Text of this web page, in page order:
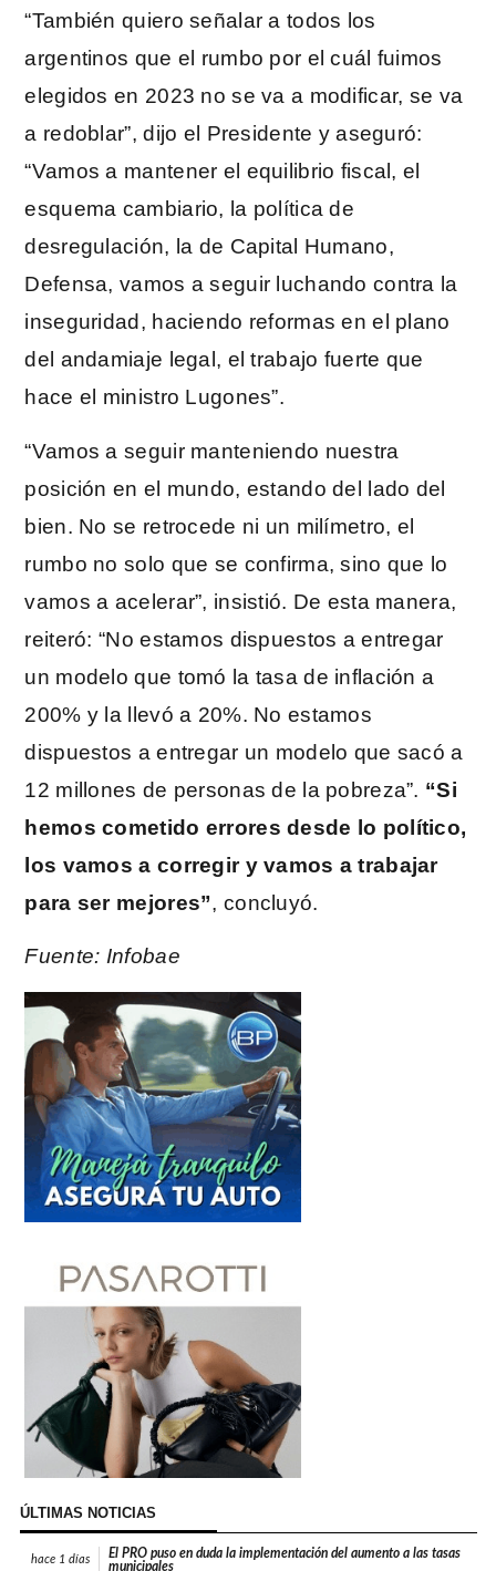
“También quiero señalar a todos los
argentinos que el rumbo por el cuál fuimos
elegidos en 2023 no se va a modificar, se va
a redoblar”, dijo el Presidente y aseguró:
“Vamos a mantener el equilibrio fiscal, el
esquema cambiario, la política de
desregulación, la de Capital Humano,
Defensa, vamos a seguir luchando contra la
inseguridad, haciendo reformas en el plano
del andamiaje legal, el trabajo fuerte que
hace el ministro Lugones”.
“Vamos a seguir manteniendo nuestra
posición en el mundo, estando del lado del
bien. No se retrocede ni un milímetro, el
rumbo no solo que se confirma, sino que lo
vamos a acelerar”, insistió. De esta manera,
reiteró: “No estamos dispuestos a entregar
un modelo que tomó la tasa de inflación a
200% y la llevó a 20%. No estamos
dispuestos a entregar un modelo que sacó a
12 millones de personas de la pobreza”. “Si
hemos cometido errores desde lo político,
los vamos a corregir y vamos a trabajar
para ser mejores”, concluyó.
Fuente: Infobae
ÚLTIMAS NOTICIAS
hace 1 días
El PRO puso en duda la implementación del aumento a las tasas
municipales